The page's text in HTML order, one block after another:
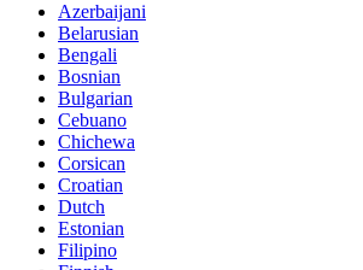
Azerbaijani
Belarusian
Bengali
Bosnian
Bulgarian
Cebuano
Chichewa
Corsican
Croatian
Dutch
Estonian
Filipino